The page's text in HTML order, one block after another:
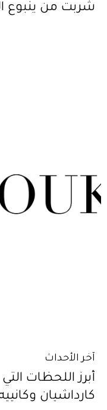
شربت من ينبوع
آخر الأحداث
أبرز اللحظات
كارداشيان